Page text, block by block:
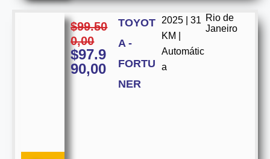
$99.50
0,00
$97.9
90,00
TOYOT
A -
FORTU
NER
2025 | 31
KM |
Automátic
a
Rio de
Janeiro